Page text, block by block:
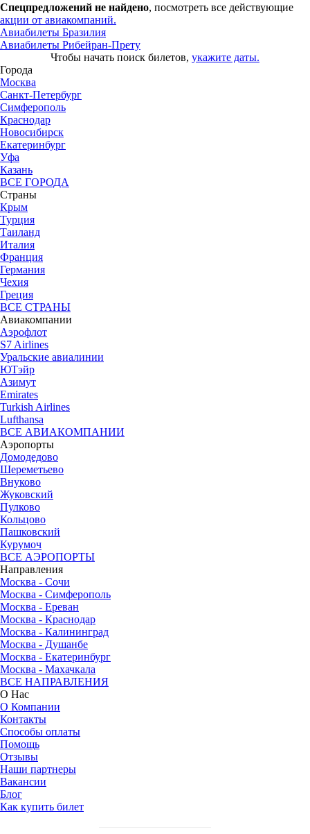
Спецпредложений не найдено, посмотреть все действующие
акции от авиакомпаний.
Авиабилеты Бразилия
Авиабилеты Рибейран-Прету
Чтобы начать поиск билетов, укажите даты.
Города
Москва
Санкт-Петербург
Симферополь
Краснодар
Новосибирск
Екатеринбург
Уфа
Казань
ВСЕ ГОРОДА
Страны
Крым
Турция
Таиланд
Италия
Франция
Германия
Чехия
Греция
ВСЕ СТРАНЫ
Авиакомпании
Аэрофлот
S7 Airlines
Уральские авиалинии
ЮТэйр
Азимут
Emirates
Turkish Airlines
Lufthansa
ВСЕ АВИАКОМПАНИИ
Аэропорты
Домодедово
Шереметьево
Внуково
Жуковский
Пулково
Кольцово
Пашковский
Курумоч
ВСЕ АЭРОПОРТЫ
Направления
Москва - Сочи
Москва - Симферополь
Москва - Ереван
Москва - Краснодар
Москва - Калининград
Москва - Душанбе
Москва - Екатеринбург
Москва - Махачкала
ВСЕ НАПРАВЛЕНИЯ
О Нас
О Компании
Контакты
Способы оплаты
Помощь
Отзывы
Наши партнеры
Вакансии
Блог
Как купить билет